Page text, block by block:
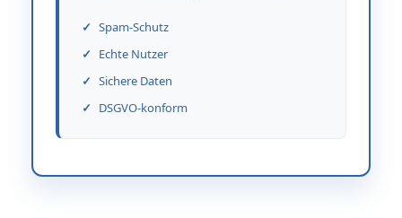
Spam-Schutz
Echte Nutzer
Sichere Daten
DSGVO-konform